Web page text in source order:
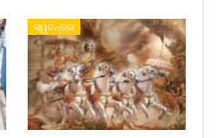
ସ୍ୱତନ୍ତ୍ର